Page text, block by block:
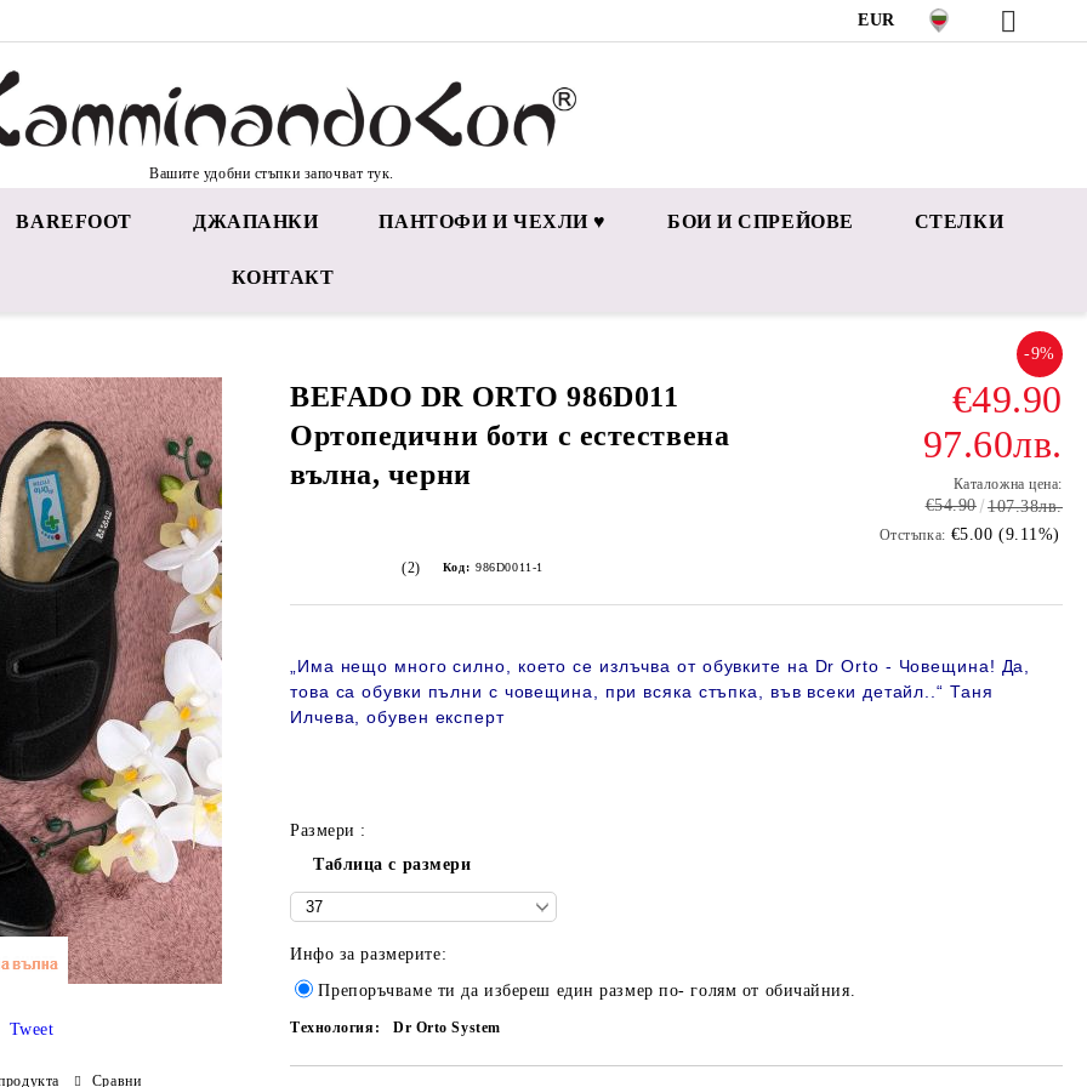
EUR
Вашите удобни стъпки започват тук.
BAREFOOT ДЖАПАНКИ ПАНТОФИ И ЧЕХЛИ ♥ БОИ И СПРЕЙОВЕ СТЕЛКИ
КОНТАКТ
BEFADO DR ORTO 986D011
Ортопедични боти с естествена
вълна, черни
-9%
€49.90
97.60лв.
Каталожна цена:
€54.90 107.38лв.
Отстъпка: €5.00 (9.11%)
(2) Код: 986D0011-1
Има нещо много силно, което се излъчва от обувките на Dr Orto - Човещина! Да,
това са обувки пълни с човещина, при всяка стъпка, във всеки детайл.
.“ Таня
Илчева, обувен експерт
Размери :
Таблица с размери
Инфо за размерите:
Препоръчваме ти да избереш един размер по- голям от обичайния.
Технология: Dr Orto System
Tweet
Сравни